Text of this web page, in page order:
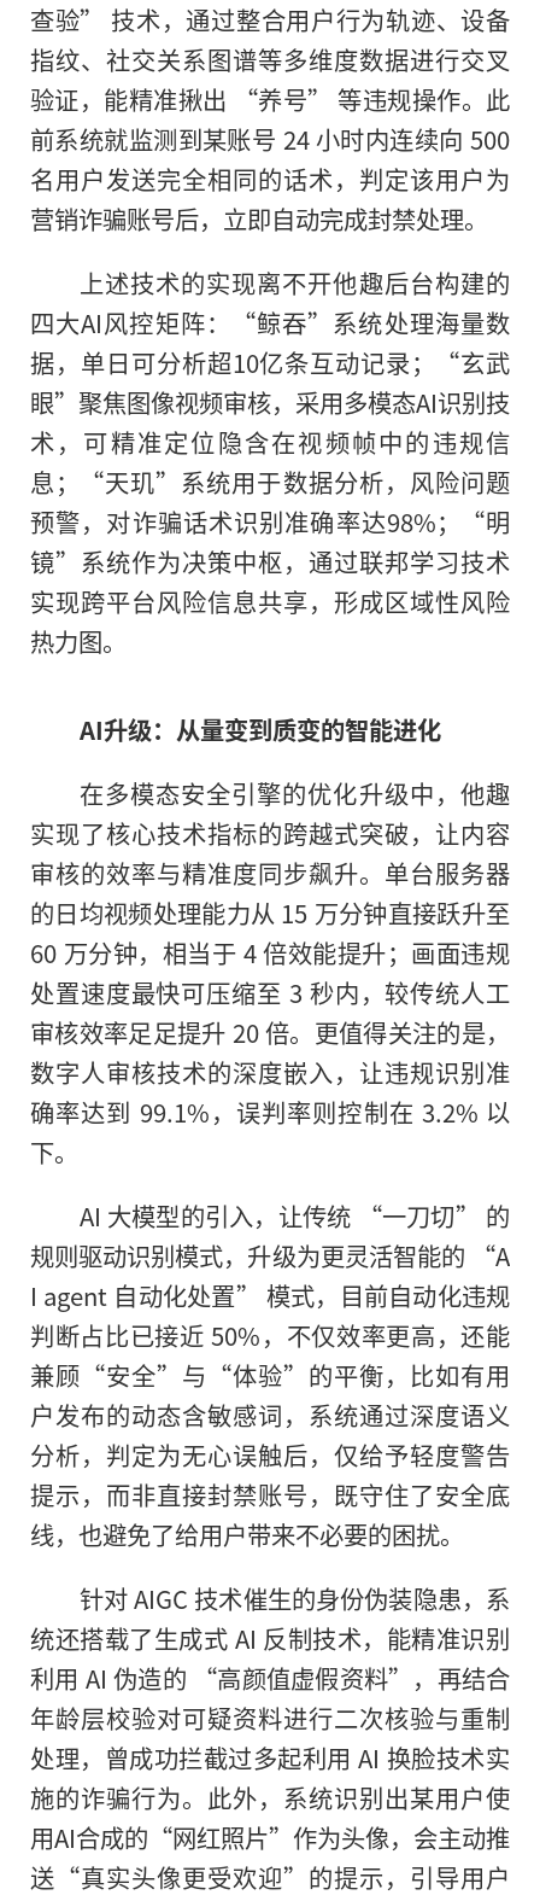
查验” 技术，通过整合用户行为轨迹、设备
指纹、社交关系图谱等多维度数据进行交叉
验证，能精准揪出 “养号” 等违规操作。此
前系统就监测到某账号 24 小时内连续向 500
名用户发送完全相同的话术，判定该用户为
营销诈骗账号后，立即自动完成封禁处理。
上述技术的实现离不开他趣后台构建的
四大AI风控矩阵：“鲸吞”系统处理海量数
据，单日可分析超10亿条互动记录；“玄武
眼”聚焦图像视频审核，采用多模态AI识别技
术，可精准定位隐含在视频帧中的违规信
息；“天玑”系统用于数据分析，风险问题
预警，对诈骗话术识别准确率达98%；“明
镜”系统作为决策中枢，通过联邦学习技术
实现跨平台风险信息共享，形成区域性风险
热力图。
AI升级：从量变到质变的智能进化
在多模态安全引擎的优化升级中，他趣
实现了核心技术指标的跨越式突破，让内容
审核的效率与精准度同步飙升。单台服务器
的日均视频处理能力从 15 万分钟直接跃升至
60 万分钟，相当于 4 倍效能提升；画面违规
处置速度最快可压缩至 3 秒内，较传统人工
审核效率足足提升 20 倍。更值得关注的是，
数字人审核技术的深度嵌入，让违规识别准
确率达到 99.1%，误判率则控制在 3.2% 以
下。
AI 大模型的引入，让传统 “一刀切” 的
规则驱动识别模式，升级为更灵活智能的 “A
I agent 自动化处置” 模式，目前自动化违规
判断占比已接近 50%，不仅效率更高，还能
兼顾“安全”与“体验”的平衡，比如有用
户发布的动态含敏感词，系统通过深度语义
分析，判定为无心误触后，仅给予轻度警告
提示，而非直接封禁账号，既守住了安全底
线，也避免了给用户带来不必要的困扰。
针对 AIGC 技术催生的身份伪装隐患，系
统还搭载了生成式 AI 反制技术，能精准识别
利用 AI 伪造的 “高颜值虚假资料”，再结合
年龄层校验对可疑资料进行二次核验与重制
处理，曾成功拦截过多起利用 AI 换脸技术实
施的诈骗行为。此外，系统识别出某用户使
用AI合成的“网红照片”作为头像，会主动推
送“真实头像更受欢迎”的提示，引导用户